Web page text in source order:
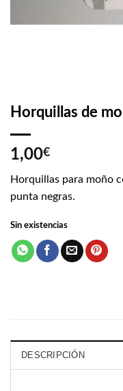
Horquillas de
1,00€
Horquillas para moño
punta negras.
Sin existencias
DESCRIPCIÓN